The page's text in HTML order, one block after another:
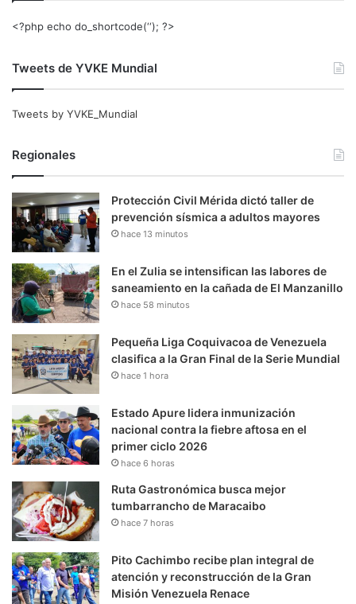
<?php echo do_shortcode(‘‘); ?>
Tweets de YVKE Mundial
Tweets by YVKE_Mundial
Regionales
Protección Civil Mérida dictó taller de
prevención sísmica a adultos mayores
hace 13 minutos
En el Zulia se intensifican las labores de
saneamiento en la cañada de El Manzanillo
hace 58 minutos
Pequeña Liga Coquivacoa de Venezuela
clasifica a la Gran Final de la Serie Mundial
hace 1 hora
Estado Apure lidera inmunización
nacional contra la fiebre aftosa en el
primer ciclo 2026
hace 6 horas
Ruta Gastronómica busca mejor
tumbarrancho de Maracaibo
hace 7 horas
Pito Cachimbo recibe plan integral de
atención y reconstrucción de la Gran
Misión Venezuela Renace